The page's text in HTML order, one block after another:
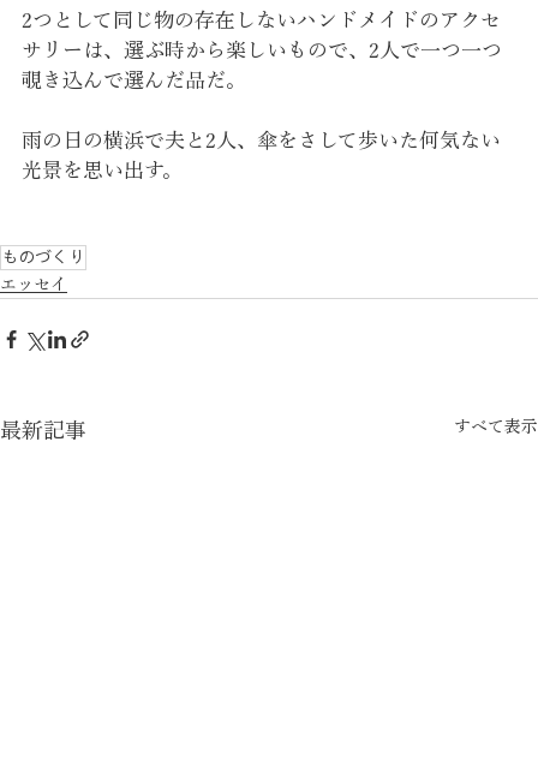
2つとして同じ物の存在しないハンドメイドのアクセ
サリーは、選ぶ時から楽しいもので、2人で一つ一つ
覗き込んで選んだ品だ。
雨の日の横浜で夫と2人、傘をさして歩いた何気ない
光景を思い出す。
ものづくり
エッセイ
最新記事 すべて表示